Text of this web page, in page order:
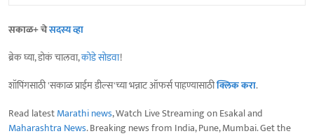
सकाळ+ चेसदस्य व्हा
ब्रेक घ्या, डोकं चालवा,कोडे सोडवा!
शॉपिंगसाठी 'सकाळ प्राईम डील्स'च्या भन्नाट ऑफर्स पाहण्यासाठीक्लिक करा.
Read latestMarathi news, Watch Live Streaming on Esakal and
Maharashtra News. Breaking news from India, Pune, Mumbai. Get the